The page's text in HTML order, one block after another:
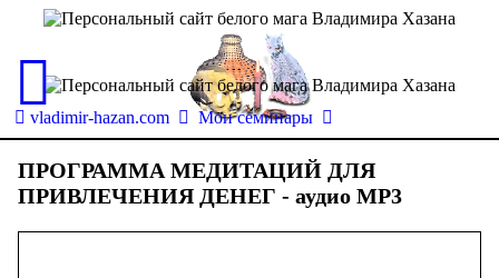
vladimir-hazan.com Мои семинары
ПРОГРАММА МЕДИТАЦИЙ ДЛЯ
ПРИВЛЕЧЕНИЯ ДЕНЕГ - аудио МР3